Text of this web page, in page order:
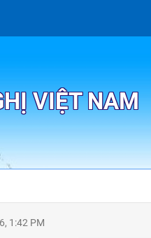
VIỆT NAM
1:42 PM